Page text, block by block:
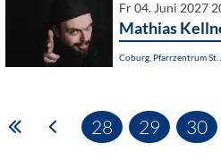
Fr 04. Juni 2027
Mathias
Coburg, Pfarrzentrum St.
28 29 30